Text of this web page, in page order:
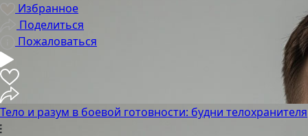
Избранное
Поделиться
Пожаловаться
Тело и разум в боевой готовности: будни телохранителя